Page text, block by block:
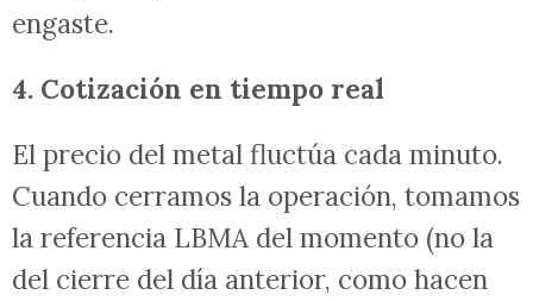
engaste.
4. Cotización en tiempo real
El precio del metal fluctúa cada minuto.
Cuando cerramos la operación, tomamos
la referencia LBMA del momento (no la
del cierre del día anterior, como hacen